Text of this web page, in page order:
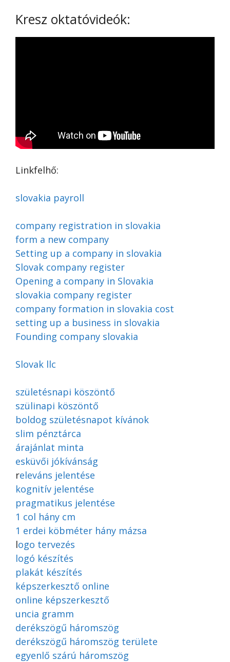
Kresz oktatóvideók:
Linkfelhő:
slovakia payroll
company registration in slovakia
form a new company
Setting up a company in slovakia
Slovak company register
Opening a company in Slovakia
slovakia company register
company formation in slovakia cost
setting up a business in slovakia
Founding company slovakia
Slovak llc
születésnapi köszöntő
szülinapi köszöntő
boldog születésnapot kívánok
slim pénztárca
árajánlat minta
esküvői jókívánság
releváns jelentése
kognitív jelentése
pragmatikus jelentése
1 col hány cm
1 erdei köbméter hány mázsa
logo tervezés
logó készítés
plakát készítés
képszerkesztő online
online képszerkesztő
uncia gramm
derékszögű háromszög
derékszögű háromszög területe
egyenlő szárú háromszög